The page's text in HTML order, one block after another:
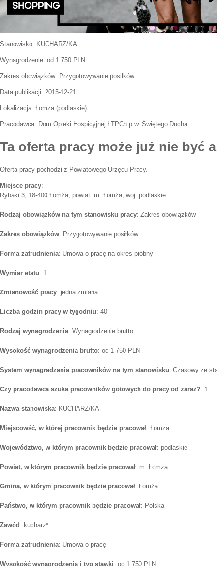
Stanowisko: KUCHARZ/KA
Wynagrodzenie: od 1 750 PLN
Zakres obowiązków: Przygotowywanie posiłków.
Data publikacji: 2015-12-21
Lokalizacja: Łomża(podlaskie)
Pracodawca: Dom Opieki Hospicyjnej ŁTPCh p.w. Świętego Ducha
Ta oferta pracy może już nie być
Oferta pracy pochodzi z Powiatowego Urzędu Pracy.
Miejsce pracy:
Rybaki 3, 18-400 Łomża, powiat: m. Łomża, woj: podlaskie
Rodzaj obowiązków na tym stanowisku pracy: Zakres obowiązków
Zakres obowiązków: Przygotowywanie posiłków.
Forma zatrudnienia: Umowa o pracę na okres próbny
Wymiar etatu: 1
Zmianowość pracy: jedna zmiana
Liczba godzin pracy w tygodniu: 40
Rodzaj wynagrodzenia: Wynagrodzenie brutto
Wysokość wynagrodzenia brutto: od 1 750 PLN
System wynagradzania pracowników na tym stanowisku: Czasowy ze
Czy pracodawca szuka pracowników gotowych do pracy od zaraz?: 1
Nazwa stanowiska: KUCHARZ/KA
Miejscowść, w której pracownik będzie pracował: Łomża
Województwo, w którym pracownik będzie pracował: podlaskie
Powiat, w którym pracownik będzie pracował: m. Łomża
Gmina, w którym pracownik będzie pracował: Łomża
Państwo, w którym pracownik będzie pracował: Polska
Zawód: kucharz*
Forma zatrudnienia: Umowa o pracę
Wysokość wynagrodzenia i typ stawki: od 1 750 PLN